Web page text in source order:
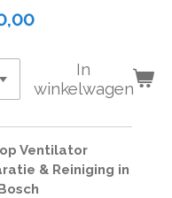
In
winkelwagen
Ventilator
& Reiniging in